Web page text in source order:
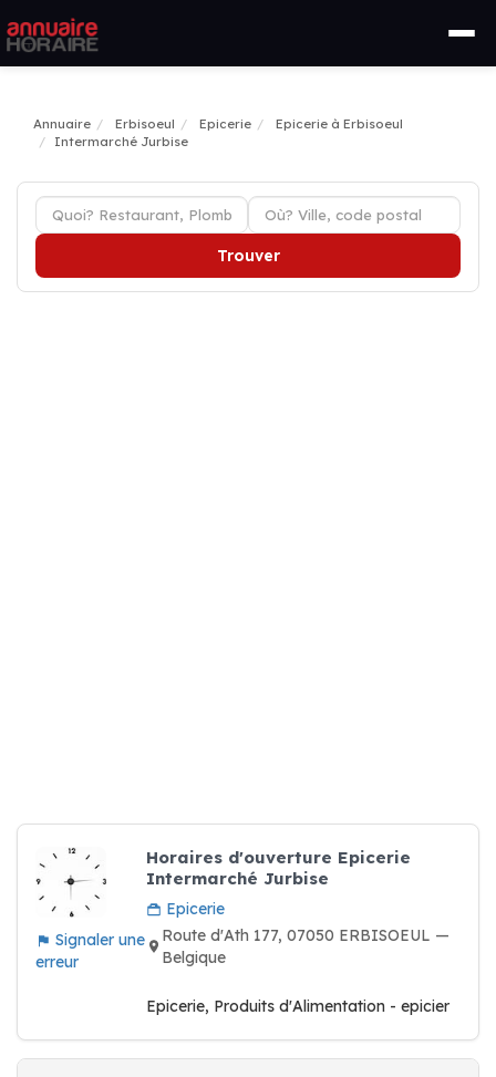
Annuaire Erbisoeul Epicerie
Epicerie à Erbisoeul
Intermarché Jurbise
Trouver
Signaler une
erreur
Horaires d'ouverture Epicerie
Intermarché Jurbise
Epicerie
Route d'Ath 177, 07050 ERBISOEUL —
Belgique
Epicerie, Produits d'Alimentation - epicier